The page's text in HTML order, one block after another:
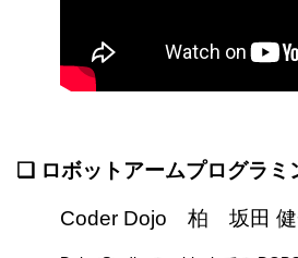
❏ ロボットアームプログラミ
Coder Dojo 柏 坂田